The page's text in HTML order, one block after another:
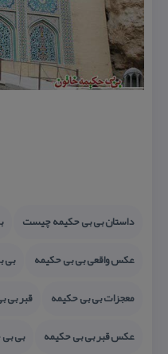
داستان بی بی حكیمه چیست
عكس واقعی بی بی حكیمه
بی
معجزات بی بی حكیمه
قبر بی
عكس قبر بی بی حكیمه
بی